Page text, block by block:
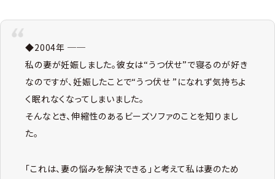
◆2004年 ──
私の妻が妊娠しました。彼女は“うつ伏せ”で寝るのが好き
なのですが、妊娠したことで“うつ伏せ ”になれず気持ちよ
く眠れなくなってしまいました。
そんなとき、伸縮性のあるビーズソファのことを知りまし
た。
「これは、妻の悩みを解決できる」と考えて私は妻のため